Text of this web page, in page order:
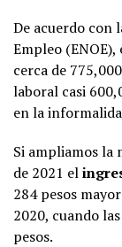
De acuerdo con
Empleo
cerca de
laboral casi
en la
Si ampliamos la
de 2021 el
284 pesos
2020, cuando
pesos.